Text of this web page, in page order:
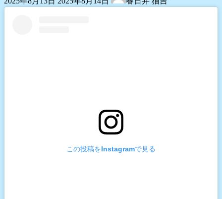
終
この投稿をInstagramで見る